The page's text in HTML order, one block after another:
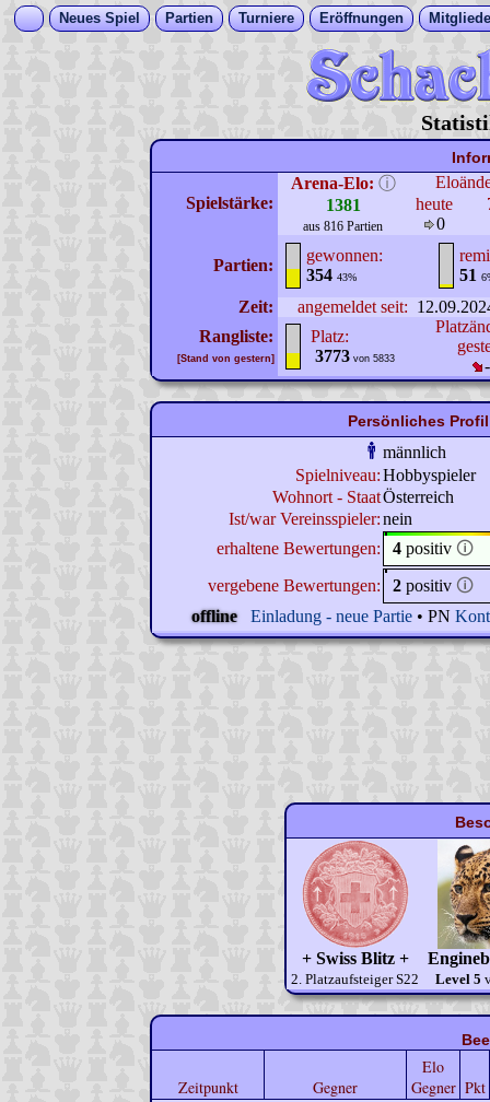
Neues Spiel Partien Turniere Eröffnungen
Spielstärke:
Arena-Elo: ⓘ
1381
aus 816 Partien
heute
0
Partien:
gewonnen:
354 43%
51
Zeit: angemeldet seit:
Rangliste:
[Stand von gestern]
Platz:
3773 von 5833
Persönliches
männlich
Spielniveau:Hobbyspieler
Wohnort - StaatÖsterreich
Ist/war Vereinsspieler:nein
erhaltene Bewertungen:
4 positiv 🛈
vergebene Bewertungen:
2 positiv 🛈
offline
Einladung - neue Partie • PN
+ Swiss Blitz +
2. Platzaufsteiger S22 Level 5
Zeitpunkt Gegner
Elo
Gegner Pkt